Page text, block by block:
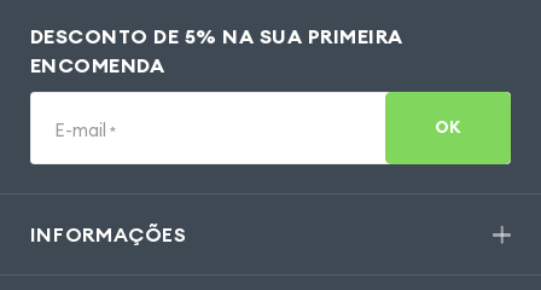
DESCONTO DE 5% NA SUA PRIMEIRA
ENCOMENDA
E-mail * OK
INFORMAÇÕES